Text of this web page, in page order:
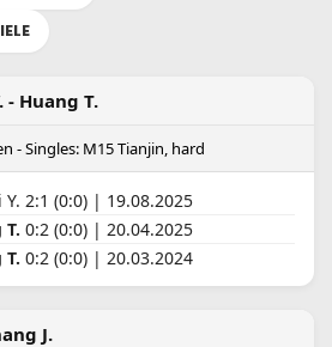
- Huang T.
- Singles: M15 Tianjin, hard
2:1 (0:0) | 19.08.2025
T. 0:2 (0:0) | 20.04.2025
T. 0:2 (0:0) | 20.03.2024
J.